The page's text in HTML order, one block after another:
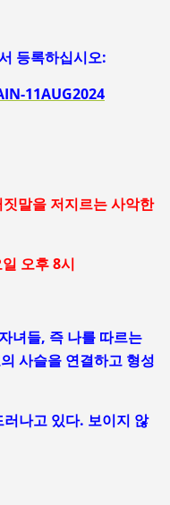
등록하십시오:
11AUG2024
말을 저지르는 사악한
오후 8시
녀들, 즉 나를 따르는
사슬을 연결하고 형성
나고 있다. 보이지 않